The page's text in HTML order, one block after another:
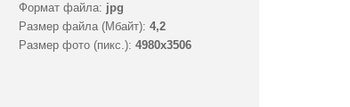
Формат файла: jpg
Размер файла (Мбайт): 4,2
Размер фото (пикс.): 4980x3506